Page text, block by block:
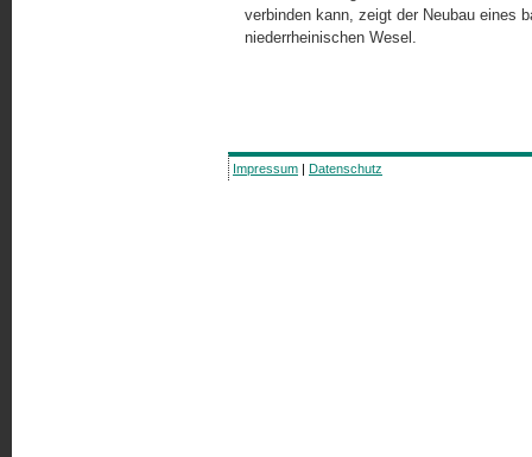
verbinden kann, zeigt der Neubau eines
niederrheinischen Wesel.
Impressum | Datenschutz